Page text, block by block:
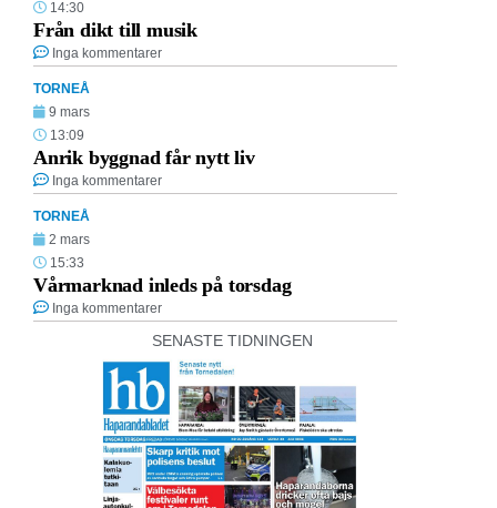
14:30
Från dikt till musik
Inga kommentarer
TORNEÅ
9 mars
13:09
Anrik byggnad får nytt liv
Inga kommentarer
TORNEÅ
2 mars
15:33
Vårmarknad inleds på torsdag
Inga kommentarer
SENASTE TIDNINGEN